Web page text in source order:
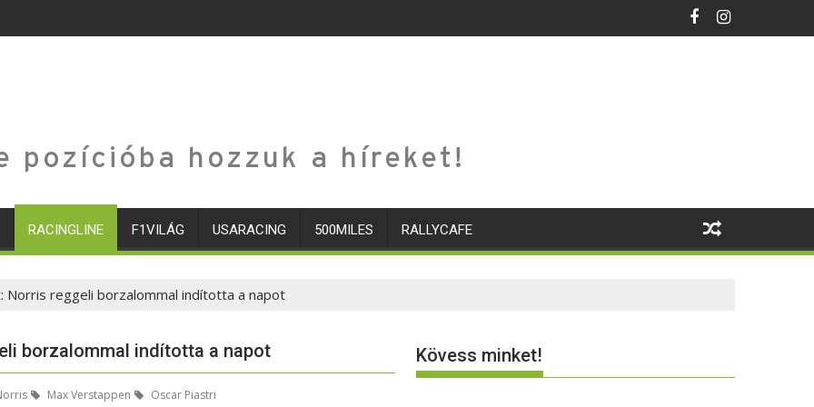
pozícióba hozzuk a híreket!
RACINGLINE F1VILÁG USARACING 500MILES RALLYCAFE
reggeli borzalommal indította a napot
borzalommal indította a napot
Max Verstappen Oscar Piastri
Kövess minket!